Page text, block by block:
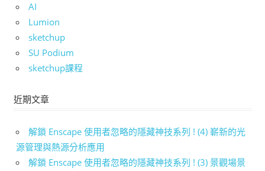
AI
Lumion
sketchup
SU Podium
sketchup課程
近期文章
解鎖 Enscape 使用者忽略的隱藏神技系列 ! (4) 嶄新的光
源管理與熱源分析應用
解鎖 Enscape 使用者忽略的隱藏神技系列 ! (3) 景觀場景